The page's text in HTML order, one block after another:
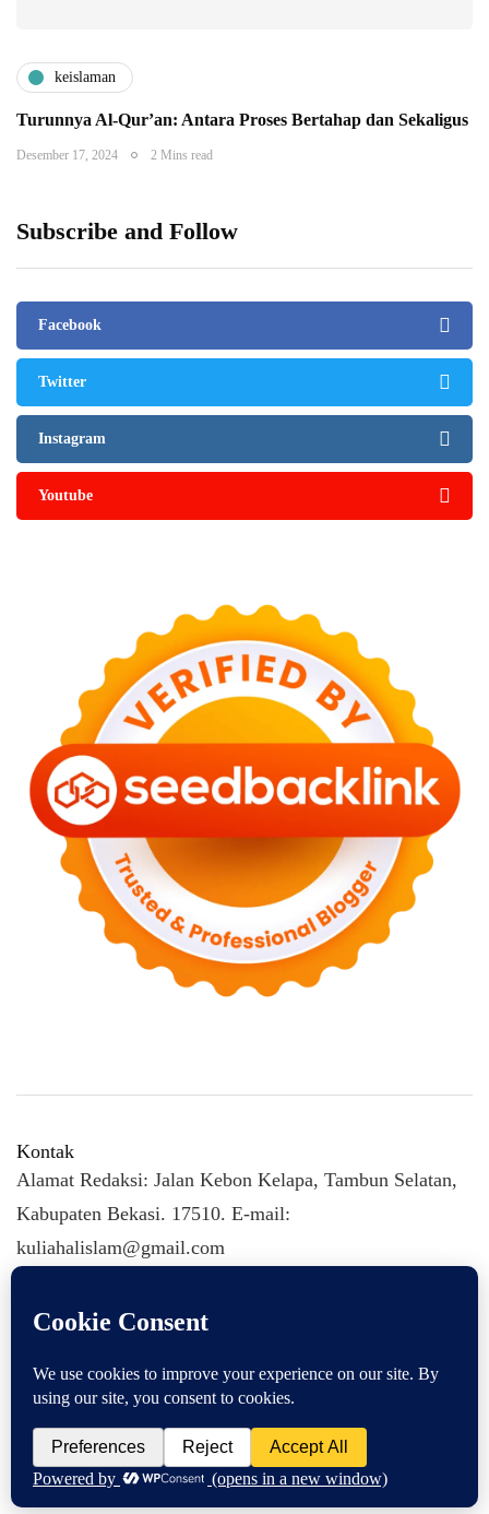
keislaman
Turunnya Al-Qur’an: Antara Proses Bertahap dan Sekaligus
Desember 17, 2024 2 Mins read
Subscribe and Follow
Facebook
Twitter
Instagram
Youtube
Kontak
Alamat Redaksi: Jalan Kebon Kelapa, Tambun Selatan,
Kabupaten Bekasi. 17510. E-mail:
kuliahalislam@gmail.com
KULIAHALISLAM.COM Copyright (C) 2026